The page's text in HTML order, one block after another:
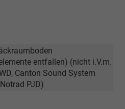
entfallen) (nicht i.V.m.
Canton Sound System
PJD)